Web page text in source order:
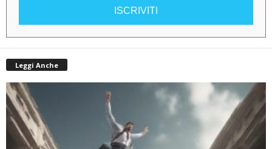
ISCRIVITI
Leggi Anche